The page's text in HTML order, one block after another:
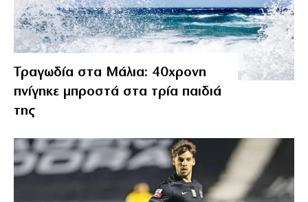
Τραγωδία στα Μάλια: 40χρονη
πνίγηκε μπροστά στα τρία παιδιά
της